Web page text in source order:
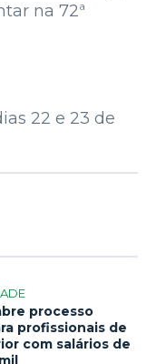
na 72ª
22 e 23 de
processo
profissionais de
com salários de